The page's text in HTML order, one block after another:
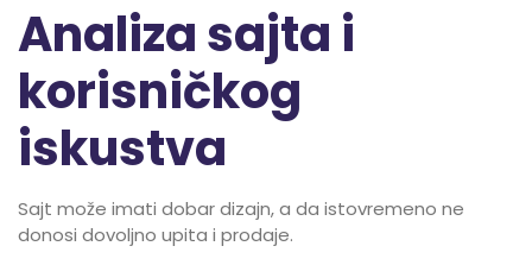
Analiza sajta i
korisničkog
iskustva
Sajt može imati dobar dizajn, a da istovremeno ne
donosi dovoljno upita i prodaje.